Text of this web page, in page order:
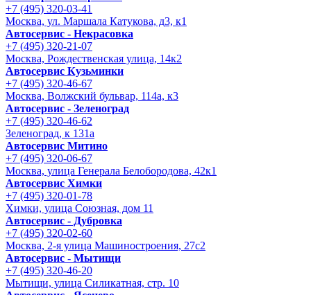
+7 (495) 320-03-41
Москва, ул. Маршала Катукова, д3, к1
Автосервис - Некрасовка
+7 (495) 320-21-07
Москва, Рождественская улица, 14к2
Автосервис Кузьминки
+7 (495) 320-46-67
Москва, Волжский бульвар, 114а, к3
Автосервис - Зеленоград
+7 (495) 320-46-62
Зеленоград, к 131а
Автосервис Митино
+7 (495) 320-06-67
Москва, улица Генерала Белобородова, 42к1
Автосервис Химки
+7 (495) 320-01-78
Химки, улица Союзная, дом 11
Автосервис - Дубровка
+7 (495) 320-02-60
Москва, 2-я улица Машиностроения, 27с2
Автосервис - Мытищи
+7 (495) 320-46-20
Мытищи, улица Силикатная, стр. 10